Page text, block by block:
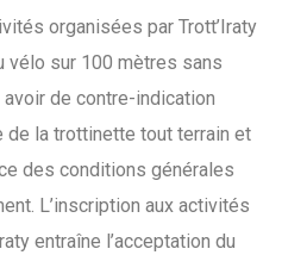
organisées par Trott’Iraty
vélo sur 100 mètres sans
de contre-indication
de la trottinette tout terrain et
des conditions générales
L’inscription aux activités
entraîne l’acceptation du